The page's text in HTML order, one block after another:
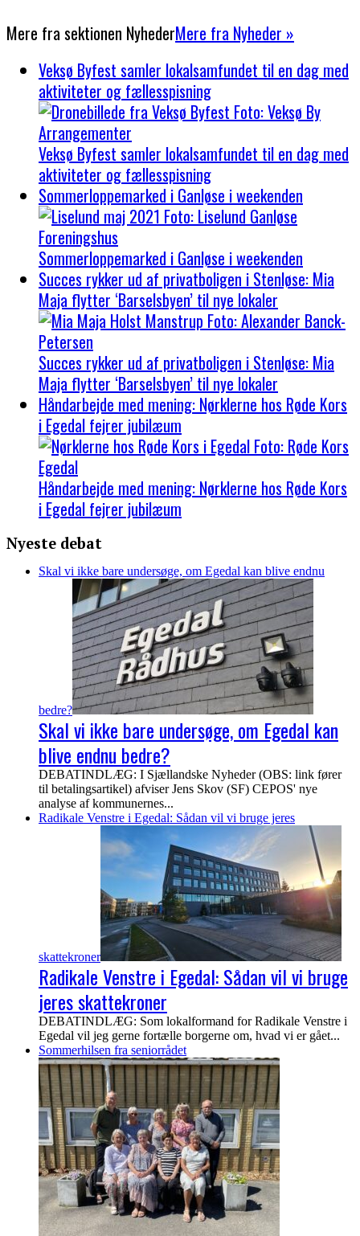
Mere fra sektionen NyhederMere fra Nyheder »
Veksø Byfest samler lokalsamfundet til en dag med
aktiviteter og fællesspisning
Veksø Byfest samler lokalsamfundet til en dag med
aktiviteter og fællesspisning
Sommerloppemarked i Ganløse i weekenden
Sommerloppemarked i Ganløse i weekenden
Succes rykker ud af privatboligen i Stenløse: Mia
Maja flytter ‘Barselsbyen’ til nye lokaler
Succes rykker ud af privatboligen i Stenløse: Mia
Maja flytter ‘Barselsbyen’ til nye lokaler
Håndarbejde med mening: Nørklerne hos Røde Kors
i Egedal fejrer jubilæum
Håndarbejde med mening: Nørklerne hos Røde Kors
i Egedal fejrer jubilæum
Nyeste debat
Skal vi ikke bare undersøge, om Egedal kan blive endnu
bedre?
Skal vi ikke bare undersøge, om Egedal kan
blive endnu bedre?
DEBATINDLÆG: I Sjællandske Nyheder (OBS: link fører
til betalingsartikel) afviser Jens Skov (SF) CEPOS' nye
analyse af kommunernes...
Radikale Venstre i Egedal: Sådan vil vi bruge jeres
skattekroner
Radikale Venstre i Egedal: Sådan vil vi bruge
jeres skattekroner
DEBATINDLÆG: Som lokalformand for Radikale Venstre i
Egedal vil jeg gerne fortælle borgerne om, hvad vi er gået...
Sommerhilsen fra seniorrådet